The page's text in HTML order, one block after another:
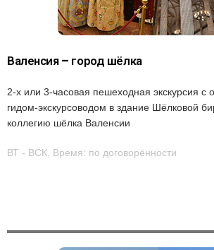
Валенсия – город шёлка
2-х или 3-часовая пешеходная экскурсия
гидом-экскурсоводом в здание Шёлковой
коллегию шёлка Валенсии
ВТ - ВСК, Время: по договорённости